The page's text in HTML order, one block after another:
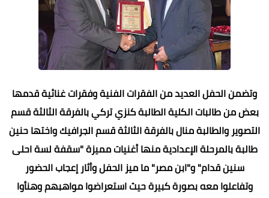
وتضمن الحفل العديد من الفقرات الفنية وفقرات غنائية قدمها
بعض من طالبات الكلية الطالبة كنزي تركي بالفرقة الثالثة قسم
التصوير والطالبة منال بالفرقة الثالثة قسم الجرافيك واختها حنين
طالبة بالمرحلة الإعدادية منها أغنيات مميزة "سقفة لسة احلى
سنين قدام" و"ابن مصر" ما ميز الحفل وأثار إعجاب الحضور
وتفاعلوا معه بصورة كبيرة حيث استعراضوا مواهبهم وهنأوا